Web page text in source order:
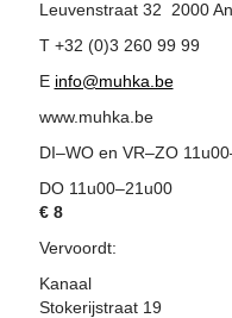
Leuvenstraat 32 2000
T +32 (0)3 260 99 99
E info@muhka.be
www.muhka.be
DI–WO en VR–ZO
DO 11u00–21u00
€ 8
Vervoordt:
Kanaal
Stokerijstraat 19